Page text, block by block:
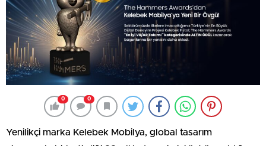
0 0
Yenilikçi marka Kelebek Mobilya, global tasarım